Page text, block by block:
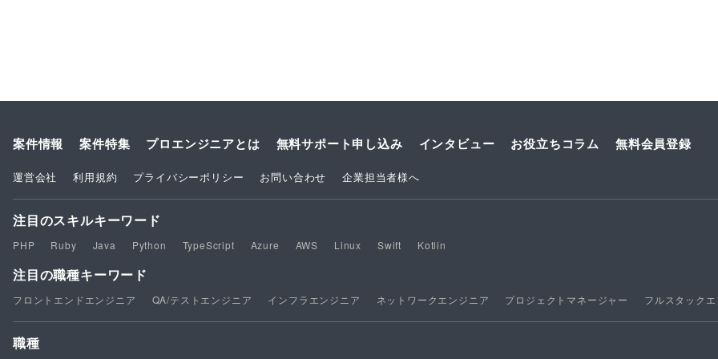
案件情報 案件特集 プロエンジニアとは 無料サポート申し込み インタビュー お役立ちコラム 無料会員登録
運営会社 利用規約 プライバシーポリシー お問い合わせ 企業担当者様へ
注目のスキルキーワード
PHP Ruby Java Python TypeScript Azure AWS Linux Swift Kotlin
注目の職種キーワード
フロントエンドエンジニア QA/テストエンジニア インフラエンジニア ネットワークエンジニア プロジェクトマネージャー フルスタック
職種